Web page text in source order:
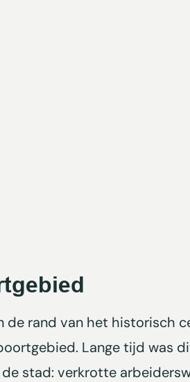
de rand van het historisch
Lange tijd was
stad: verkrotte